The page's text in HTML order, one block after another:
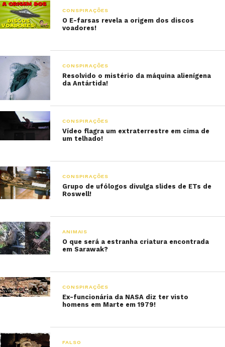
CONSPIRAÇÕES
O E-farsas revela a origem dos discos
voadores!
CONSPIRAÇÕES
Resolvido o mistério da máquina alienígena
da Antártida!
CONSPIRAÇÕES
Vídeo flagra um extraterrestre em cima de
um telhado!
CONSPIRAÇÕES
Grupo de ufólogos divulga slides de ETs de
Roswell!
ANIMAIS
O que será a estranha criatura encontrada
em Sarawak?
CONSPIRAÇÕES
Ex-funcionária da NASA diz ter visto
homens em Marte em 1979!
FALSO